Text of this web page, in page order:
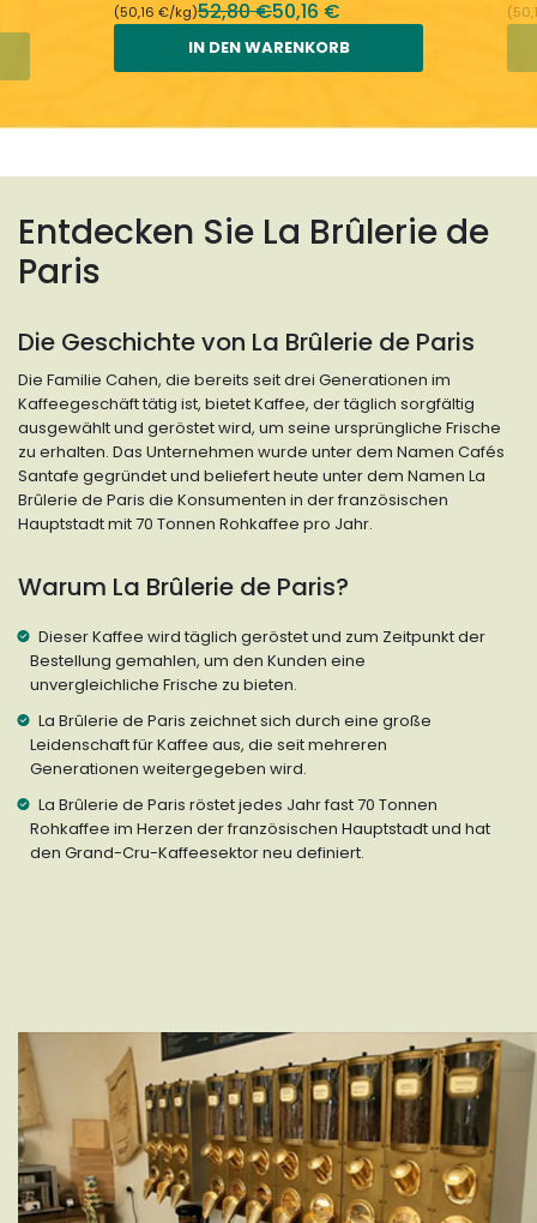
(50,16 €/kg)52,80 €50,16 €
IN DEN WARENKORB
Entdecken Sie La Brûlerie de
Paris
Die Geschichte von La Brûlerie de Paris
Die Familie Cahen, die bereits seit drei Generationen im
Kaffeegeschäft tätig ist, bietet Kaffee, der täglich sorgfältig
ausgewählt und geröstet wird, um seine ursprüngliche Frische
zu erhalten. Das Unternehmen wurde unter dem Namen Cafés
Santafe gegründet und beliefert heute unter dem Namen La
Brûlerie de Paris die Konsumenten in der französischen
Hauptstadt mit 70 Tonnen Rohkaffee pro Jahr.
Warum La Brûlerie de Paris?
Dieser Kaffee wird täglich geröstet und zum Zeitpunkt der
Bestellung gemahlen, um den Kunden eine
unvergleichliche Frische zu bieten.
La Brûlerie de Paris zeichnet sich durch eine große
Leidenschaft für Kaffee aus, die seit mehreren
Generationen weitergegeben wird.
La Brûlerie de Paris röstet jedes Jahr fast 70 Tonnen
Rohkaffee im Herzen der französischen Hauptstadt und hat
den Grand-Cru-Kaffeesektor neu definiert.